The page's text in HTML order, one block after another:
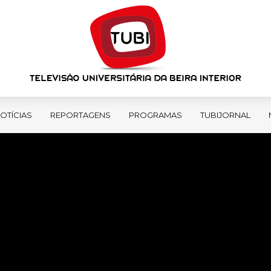
REPORTAGENS PROGRAMAS TUBIJORNAL